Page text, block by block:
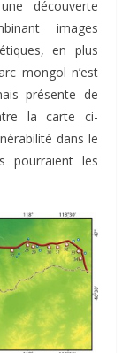
découverte
images
en plus
mongol n’est
présente de
la carte ci-
dans le
pourraient les